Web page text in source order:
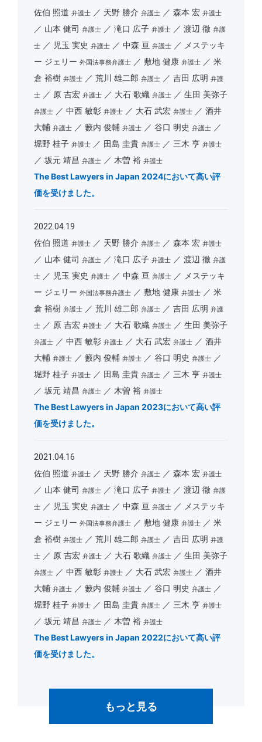
佐伯 照道 弁護士 天野 勝介 弁護士 森本 宏 弁護士
山本 健司 弁護士 滝口 広子 弁護士 渡辺 徹 弁護
士
児玉 実史 弁護士 中森 亘 弁護士
メステッキ
ー ジェリー 外国法事務弁護士 敷地 健康 弁護士
米
倉 裕樹 弁護士 荒川 雄二郎 弁護士 吉田 広明 弁護
士
原 吉宏 弁護士 大石 歌織 弁護士 生田 美弥子
弁護士 中西 敏彰 弁護士 大石 武宏 弁護士
酒井
大輔 弁護士 籔内 俊輔 弁護士 谷口 明史 弁護士
堀野 桂子 弁護士 田島 圭貴 弁護士 三木 亨 弁護士
坂元 靖昌 弁護士 木曽 裕 弁護士
The Best Lawyers in Japan 2024において高い評
価を受けました。
2022.04.19
佐伯 照道 弁護士 天野 勝介 弁護士 森本 宏 弁護士
山本 健司 弁護士 滝口 広子 弁護士 渡辺 徹 弁護
士
児玉 実史 弁護士 中森 亘 弁護士
メステッキ
ー ジェリー 外国法事務弁護士 敷地 健康 弁護士
米
倉 裕樹 弁護士 荒川 雄二郎 弁護士 吉田 広明 弁護
士
原 吉宏 弁護士 大石 歌織 弁護士 生田 美弥子
弁護士 中西 敏彰 弁護士 大石 武宏 弁護士
酒井
大輔 弁護士 籔内 俊輔 弁護士 谷口 明史 弁護士
堀野 桂子 弁護士 田島 圭貴 弁護士 三木 亨 弁護士
坂元 靖昌 弁護士 木曽 裕 弁護士
The Best Lawyers in Japan 2023において高い評
価を受けました。
2021.04.16
佐伯 照道 弁護士 天野 勝介 弁護士 森本 宏 弁護士
山本 健司 弁護士 滝口 広子 弁護士 渡辺 徹 弁護
士
児玉 実史 弁護士 中森 亘 弁護士
メステッキ
ー ジェリー 外国法事務弁護士 敷地 健康 弁護士
米
倉 裕樹 弁護士 荒川 雄二郎 弁護士 吉田 広明 弁護
士
原 吉宏 弁護士 大石 歌織 弁護士 生田 美弥子
弁護士 中西 敏彰 弁護士 大石 武宏 弁護士
酒井
大輔 弁護士 籔内 俊輔 弁護士 谷口 明史 弁護士
堀野 桂子 弁護士 田島 圭貴 弁護士 三木 亨 弁護士
坂元 靖昌 弁護士 木曽 裕 弁護士
The Best Lawyers in Japan 2022において高い評
価を受けました。
もっと見る